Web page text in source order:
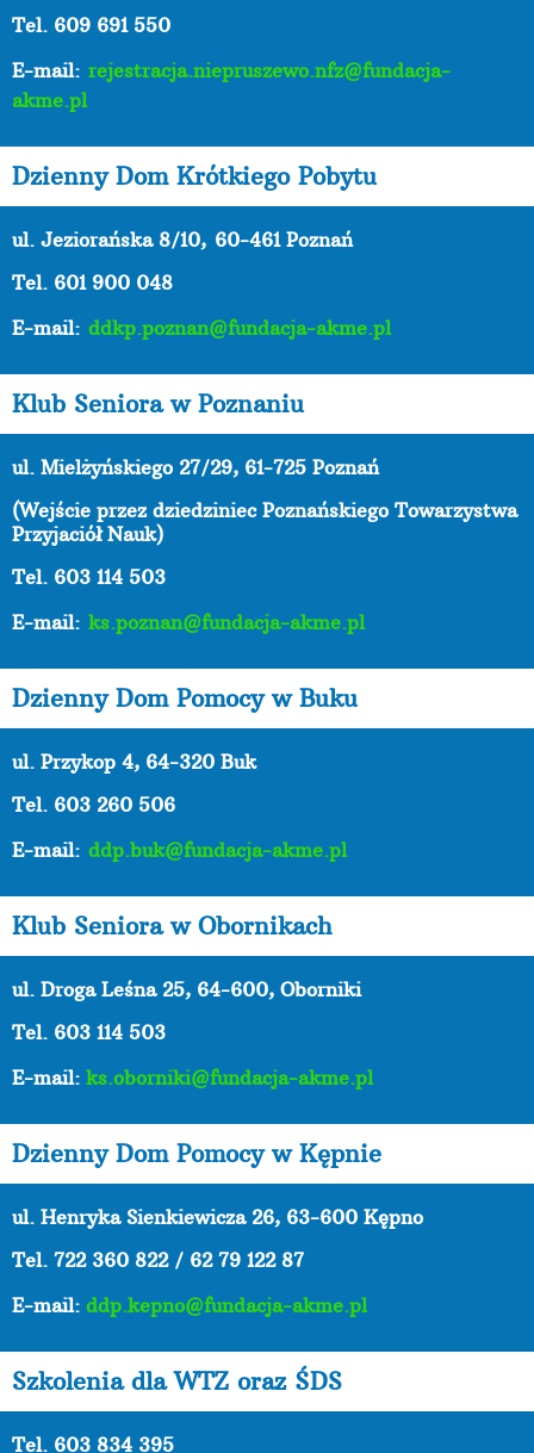
Tel. 609 691 550
E-mail: rejestracja.niepruszewo.nfz@fundacja-
akme.pl
Dzienny Dom Krótkiego Pobytu
ul. Jeziorańska 8/10, 60-461 Poznań
Tel. 601 900 048
E-mail: ddkp.poznan@fundacja-akme.pl
Klub Seniora w Poznaniu
ul. Mielżyńskiego 27/29, 61-725 Poznań
(Wejście przez dziedziniec Poznańskiego Towarzystwa
Przyjaciół Nauk)
Tel. 603 114 503
E-mail: ks.poznan@fundacja-akme.pl
Dzienny Dom Pomocy w Buku
ul. Przykop 4, 64-320 Buk
Tel. 603 260 506
E-mail: ddp.buk@fundacja-akme.pl
Klub Seniora w Obornikach
ul. Droga Leśna 25, 64-600, Oborniki
Tel. 603 114 503
E-mail: ks.oborniki@fundacja-akme.pl
Dzienny Dom Pomocy w Kępnie
ul. Henryka Sienkiewicza 26, 63-600 Kępno
Tel. 722 360 822 / 62 79 122 87
E-mail: ddp.kepno@fundacja-akme.pl
Szkolenia dla WTZ oraz ŚDS
Tel. 603 834 395